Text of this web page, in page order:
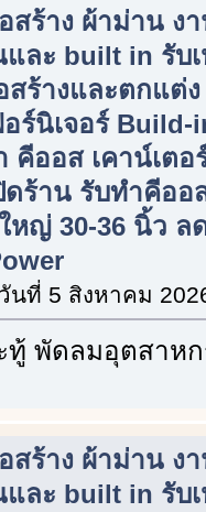
สร้าง ผ้าม่าน ง
และ built in รับ
สร้างและตกแต่
อร์นิเจอร์
คีออส เคาน์เตอ
ดร้าน รับทำคีออ
หญ่ 30-36 นิ้ว ล
วันที่ 5 สิงหาคม
ทู้ พัดลมอุตสาห
สร้าง ผ้าม่าน ง
และ built in รับ